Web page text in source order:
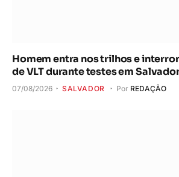
Homem entra nos trilhos e
de VLT durante testes em
07/08/2026 SALVADOR Por REDAÇÃO